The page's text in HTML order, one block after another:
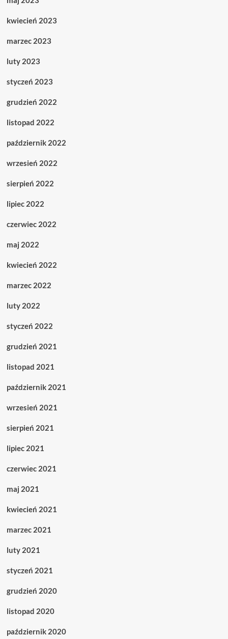
kwiecień 2023
marzec 2023
luty 2023
styczeń 2023
grudzień 2022
listopad 2022
październik 2022
wrzesień 2022
sierpień 2022
lipiec 2022
czerwiec 2022
maj 2022
kwiecień 2022
marzec 2022
luty 2022
styczeń 2022
grudzień 2021
listopad 2021
październik 2021
wrzesień 2021
sierpień 2021
lipiec 2021
czerwiec 2021
maj 2021
kwiecień 2021
marzec 2021
luty 2021
styczeń 2021
grudzień 2020
listopad 2020
październik 2020